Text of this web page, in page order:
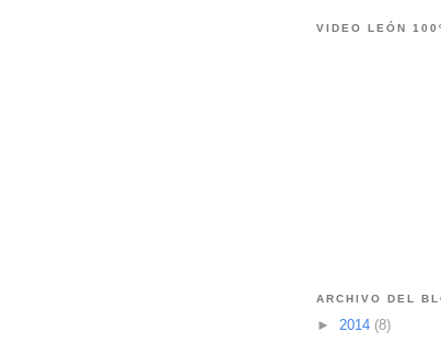
VIDEO LEÓN
ARCHIVO DEL
► 2014 (8)